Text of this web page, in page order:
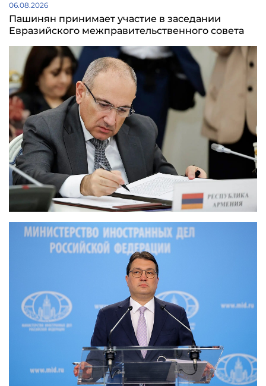
06.08.2026
Пашинян принимает участие в заседании
Евразийского межправительственного совета